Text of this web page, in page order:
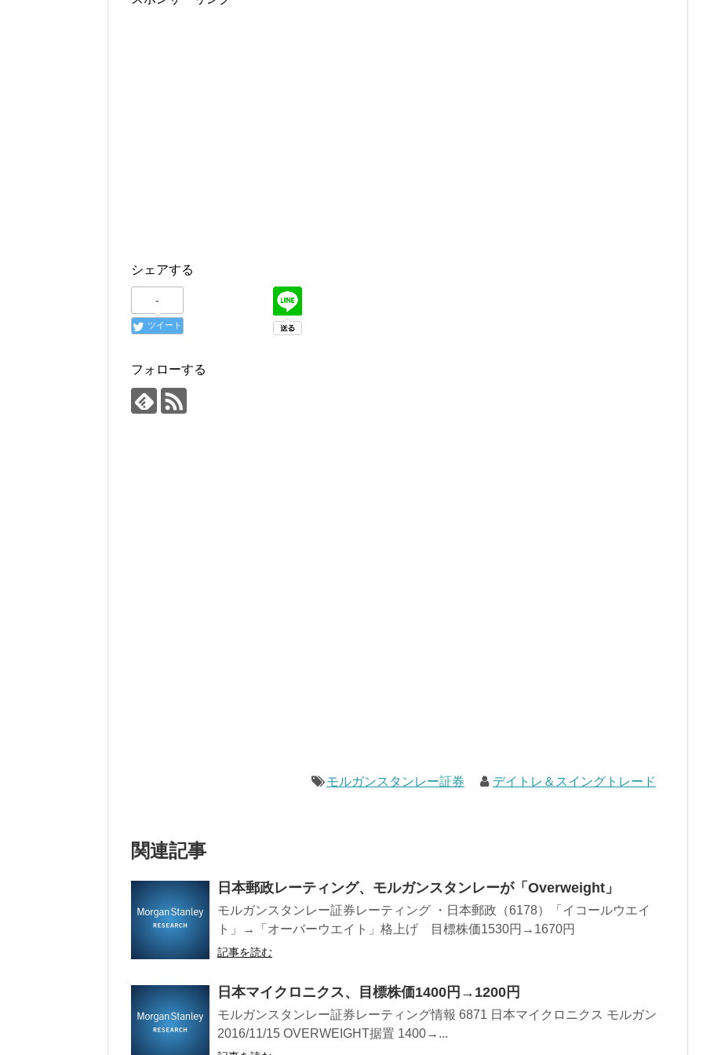
シェアする
-
ツイート
フォローする
モルガンスタンレー証券 デイトレ＆スイングトレード
関連記事
日本郵政レーティング、モルガンスタンレーが「Overweight」
モルガンスタンレー証券レーティング ・日本郵政（6178）「イコールウエイ
ト」→「オーバーウエイト」格上げ 目標株価1530円→1670円
記事を読む
日本マイクロニクス、目標株価1400円→1200円
モルガンスタンレー証券レーティング情報 6871 日本マイクロニクス モルガン
2016/11/15 OVERWEIGHT据置 1400→...